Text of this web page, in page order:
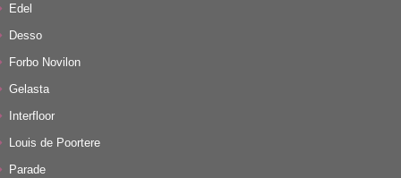
Edel
Desso
Forbo Novilon
Gelasta
Interfloor
Louis de Poortere
Parade